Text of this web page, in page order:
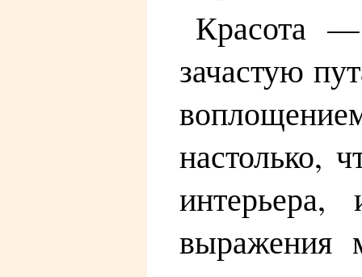
Красота —
зачастую
настолько,
выражения